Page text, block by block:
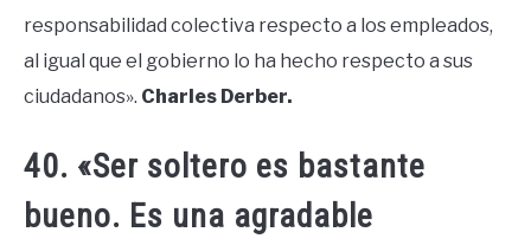
responsabilidad colectiva respecto a los empleados,
al igual que el gobierno lo ha hecho respecto a sus
ciudadanos». Charles Derber.
40. «Ser soltero es bastante
bueno. Es una agradable